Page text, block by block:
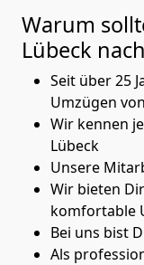
Warum
Lübeck
Seit über 25
Umzügen
Wir kennen
Lübeck
Unsere
Wir bieten
komfortable
Bei uns bist
Als